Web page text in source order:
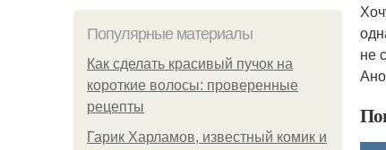
Популярные материалы
Как сделать красивый пучок на
короткие волосы: проверенные
рецепты
Гарик Харламов, известный комик и
не